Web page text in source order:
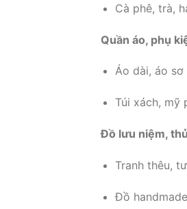
Cà phê, trà,
Quần áo, phụ
Áo dài, áo sơ
Túi xách, mỹ
Đồ lưu niệm,
Tranh thêu,
Đồ